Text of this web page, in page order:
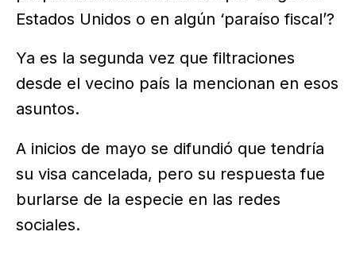
Estados Unidos o en algún ‘paraíso fiscal’?
Ya es la segunda vez que filtraciones
desde el vecino país la mencionan en esos
asuntos.
A inicios de mayo se difundió que tendría
su visa cancelada, pero su respuesta fue
burlarse de la especie en las redes
sociales.